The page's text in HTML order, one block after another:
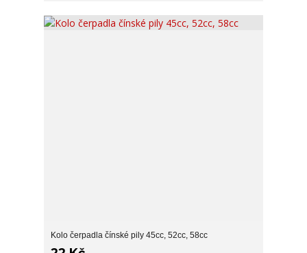
Kolo čerpadla čínské pily 45cc, 52cc, 58cc